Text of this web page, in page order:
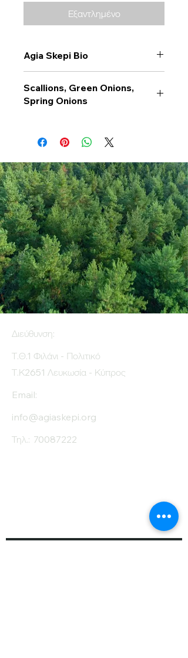
Εξαντλημένο
Agia Skepi Bio
Scallions, Green Onions,
Spring Onions
Διεύθυνση:
Τ.Θ.1 Φιλάνι - Πολιτικό
Τ.Κ2651 Λευκωσία - Κύπρος
Email:
info@agiaskepi.org
Τηλ.: 70087222